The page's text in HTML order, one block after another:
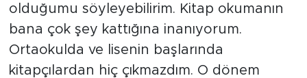
olduğumu söyleyebilirim. Kitap okumanın
bana çok şey kattığına inanıyorum.
Ortaokulda ve lisenin başlarında
kitapçılardan hiç çıkmazdım. O dönem